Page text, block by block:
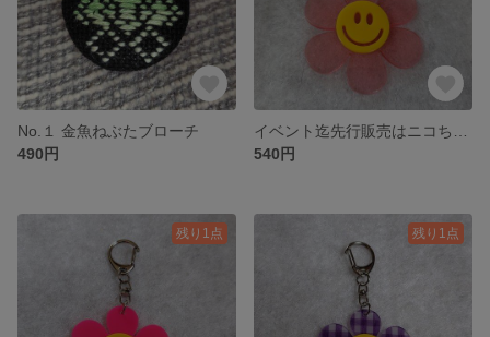
No.１ 金魚ねぶたブローチ
490円
540円
残り1点 残り1点